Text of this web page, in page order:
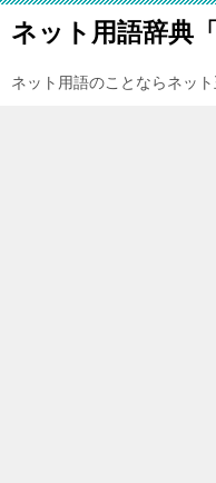
ネット用語辞典
ネット用語のことならネッ